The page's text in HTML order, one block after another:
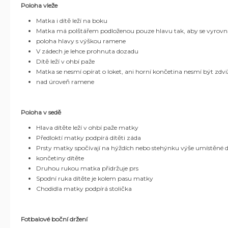
Poloha vleže
Matka i dítě leží na boku
Matka má polštářem podloženou pouze hlavu tak, aby se
poloha hlavy s výškou ramene
V zádech je lehce prohnuta dozadu
Dítě leží v ohbí paže
Matka se nesmí opírat o loket, ani horní končetina nesmí být
nad úroveň ramene
Poloha v sedě
Hlava dítěte leží v ohbí paže matky
Předloktí matky podpírá dítěti záda
Prsty matky spočívají na hýždích nebo stehýnku výše umístěné
končetiny dítěte
Druhou rukou matka přidržuje prs
Spodní ruka dítěte je kolem pasu matky
Chodidla matky podpírá stolička
Fotbalové boční držení